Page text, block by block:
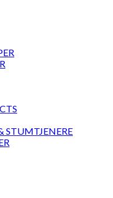
STUMTJENERE